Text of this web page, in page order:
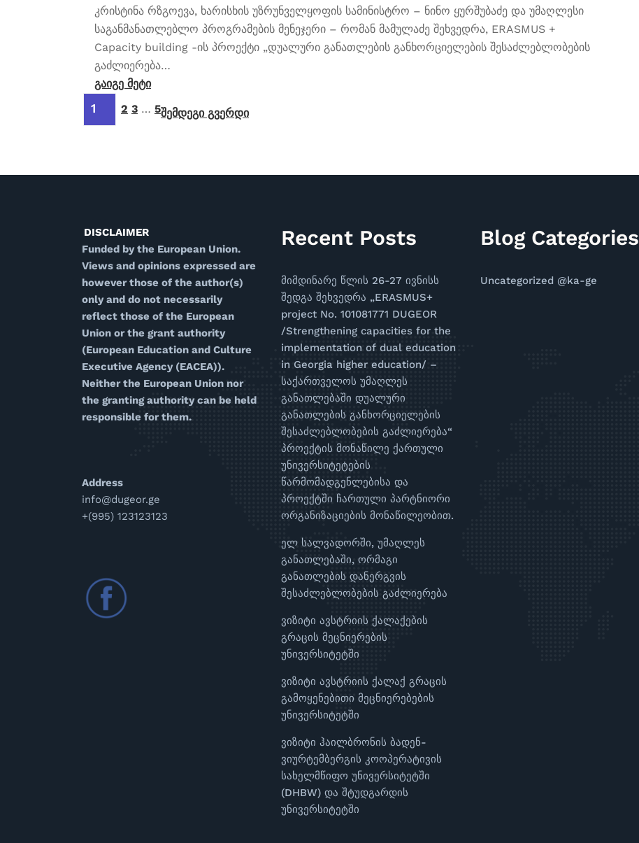
კრისტინა რზგოევა, ხარისხის უზრუნველყოფის სამინისტრო – ნინო ყურშუბაძე და უმაღლესი
საგანმანათლებლო პროგრამების მენეჯერი – რომან მამულაძე შეხვედრა, ERASMUS +
Capacity building -ის პროექტი „დუალური განათლების განხორციელების შესაძლებლობების
გაძლიერება…
გაიგე მეტი
1 2 3 … 5შემდეგი გვერდი
DISCLAIMER
Funded by the European Union.
Views and opinions expressed are
however those of the author(s)
only and do not necessarily
reflect those of the European
Union or the grant authority
(European Education and Culture
Executive Agency (EACEA)).
Neither the European Union nor
the granting authority can be held
responsible for them.
Address
info@dugeor.ge
+(995) 123123123
Recent Posts
მიმდინარე წლის 26-27 ივნისს
შედგა შეხვედრა „ERASMUS+
project No. 101081771 DUGEOR
/Strengthening capacities for the
implementation of dual education
in Georgia higher education/ –
საქართველოს უმაღლეს
განათლებაში დუალური
განათლების განხორციელების
შესაძლებლობების გაძლიერება“
პროექტის მონაწილე ქართული
უნივერსიტეტების
წარმომადგენლებისა და
პროექტში ჩართული პარტნიორი
ორგანიზაციების მონაწილეობით.
ელ სალვადორში, უმაღლეს
განათლებაში, ორმაგი
განათლების დანერგვის
შესაძლებლობების გაძლიერება
ვიზიტი ავსტრიის ქალაქების
გრაცის მეცნიერების
უნივერსიტეტში
ვიზიტი ავსტრიის ქალაქ გრაცის
გამოყენებითი მეცნიერებების
უნივერსიტეტში
ვიზიტი ჰაილბრონის ბადენ-
ვიურტემბერგის კოოპერატივის
სახელმწიფო უნივერსიტეტში
(DHBW) და შტუდგარდის
უნივერსიტეტში
Blog Categories
Uncategorized @ka-ge